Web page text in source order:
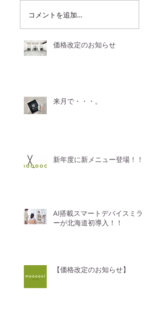
コメントを追加…
価格改定のお知らせ
来月で・・・。
新年度に新メニュー登場！！
AI搭載スマートデバイスミラ
ーが北海道初導入！！
【価格改定のお知らせ】